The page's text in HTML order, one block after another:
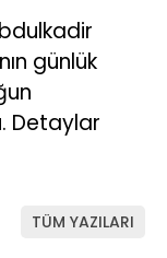
günlük
Detaylar
TÜM YAZILARI